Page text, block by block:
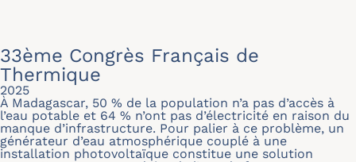
33ème Congrès Français de
Thermique
2025
À Madagascar, 50 % de la population n’a pas d’accès à
l’eau potable et 64 % n’ont pas d’électricité en raison du
manque d’infrastructure. Pour palier à ce problème, un
générateur d’eau atmosphérique couplé à une
installation photovoltaïque constitue une solution